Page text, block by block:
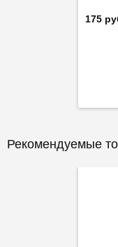
175
Рекомендуемые